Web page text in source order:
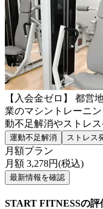
【入会金ゼロ】 都営
業のマシントレーニ
動不足解消やストレス
運動不足解消 ストレス
月額プラン
月額 3,278円(税込)
最新情報を確認
START FITNESSの評